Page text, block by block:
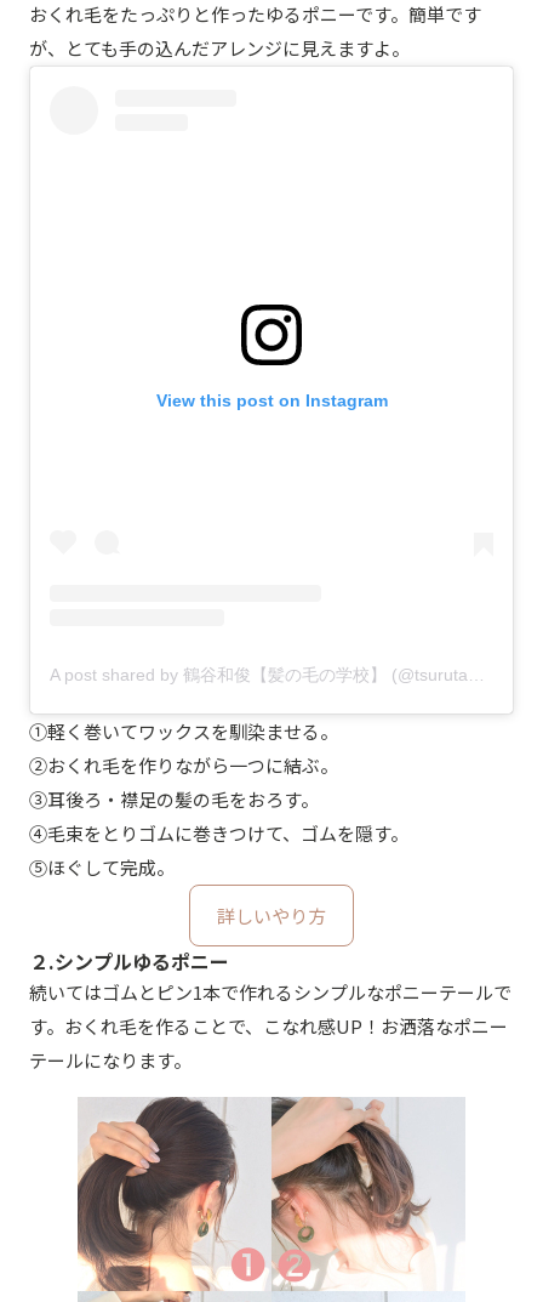
おくれ毛をたっぷりと作ったゆるポニーです。簡単です
が、とても手の込んだアレンジに見えますよ。
View this post on Instagram
①軽く巻いてワックスを馴染ませる。
②おくれ毛を作りながら一つに結ぶ。
③耳後ろ・襟足の髪の毛をおろす。
④毛束をとりゴムに巻きつけて、ゴムを隠す。
⑤ほぐして完成。
詳しいやり方
２.シンプルゆるポニー
続いてはゴムとピン1本で作れるシンプルなポニーテールで
す。おくれ毛を作ることで、こなれ感UP！お洒落なポニー
テールになります。